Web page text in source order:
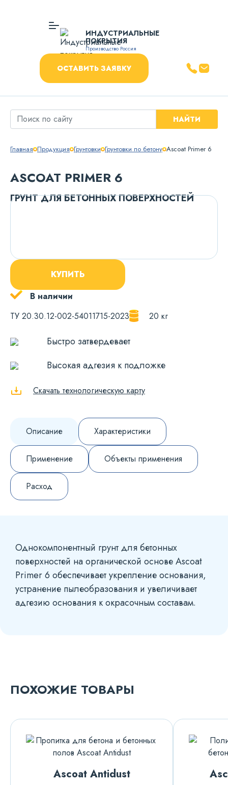
ИНДУСТРИАЛЬНЫЕ
ПОКРЫТИЯ
Производство Россия
ОСТАВИТЬ ЗАЯВКУ
НАЙТИ
Главная Продукция Грунтовки Грунтовки по бетону Ascoat Primer 6
ASCOAT PRIMER 6
ГРУНТ ДЛЯ БЕТОННЫХ ПОВЕРХНОСТЕЙ
В наличии
КУПИТЬ
ТУ 20.30.12-002-54011715-2023 20 кг
Быстро затвердевает
Высокая адгезия к подложке
Скачать технологическую карту
Описание Характеристики
Применение Объекты применения
Расход
Однокомпонентный грунт для бетонных
поверхностей на органической основе Ascoat
Primer 6 обеспечивает укрепление основания,
устранение пылеобразования и увеличивает
адгезию основания к окрасочным составам.
ПОХОЖИЕ ТОВАРЫ
Ascoat Antidust